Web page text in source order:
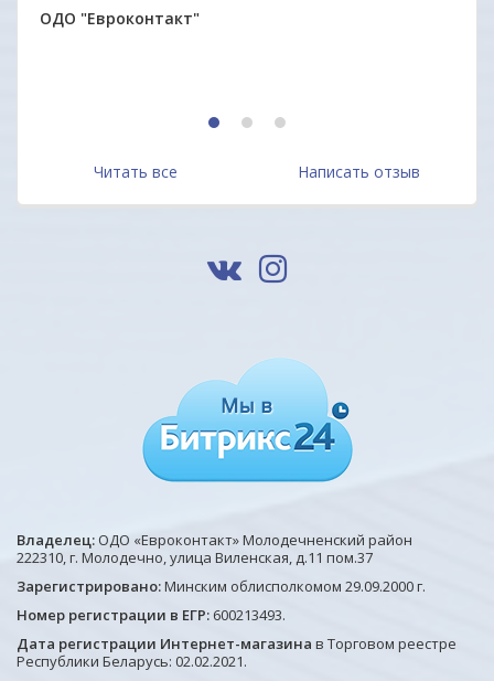
ОДО "Евроконтакт"
1 2 3
Читать все Написать отзыв
Владелец:ОДО «Евроконтакт» Молодечненский район
222310, г. Молодечно, улица Виленская, д.11 пом.37
Зарегистрировано:Минским облисполкомом 29.09.2000 г.
Номер регистрации в ЕГР: 600213493.
Дата регистрации Интернет-магазина в Торговом реестре
Республики Беларусь: 02.02.2021.